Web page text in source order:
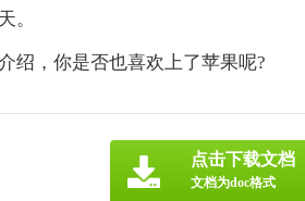
。
绍，你是否也喜欢上了苹果呢?
点击下载文档
文档为doc格式